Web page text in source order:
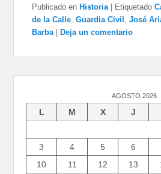
Publicado en Historia Etiquetado
de la Calle,Guardia Civil ,José
Barba
Deja un comentario
AGOSTO 2026
L M X J
3
4 5 6
10
11 12 13